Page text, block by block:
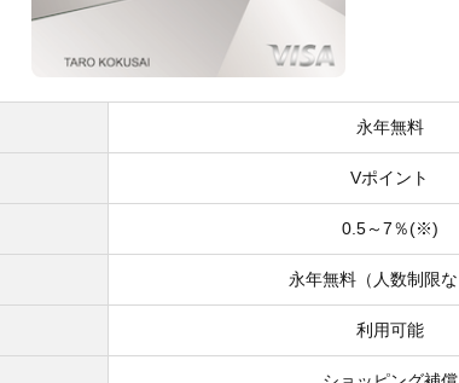
永年無料
Vポイント
0.5～7％(※)
永年無料（人数制限
利用可能